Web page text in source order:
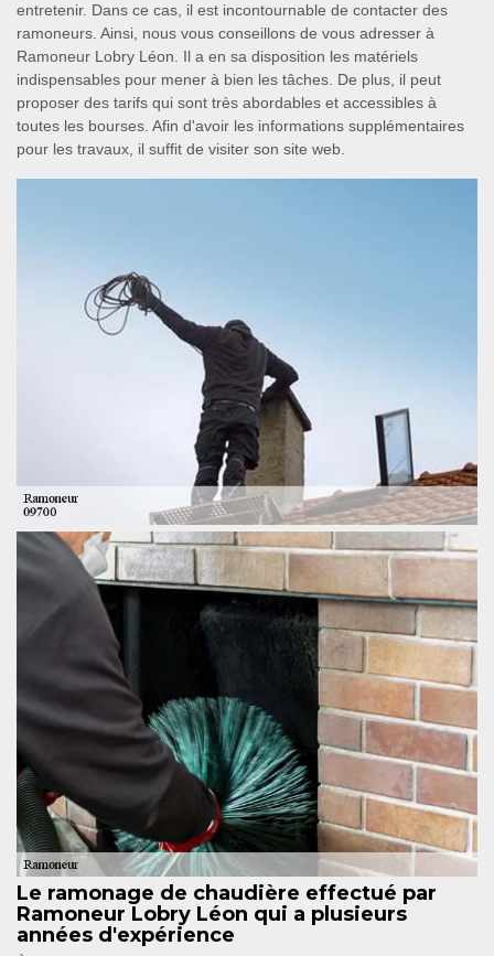
entretenir. Dans ce cas, il est incontournable de contacter des
ramoneurs. Ainsi, nous vous conseillons de vous adresser à
Ramoneur Lobry Léon. Il a en sa disposition les matériels
indispensables pour mener à bien les tâches. De plus, il peut
proposer des tarifs qui sont très abordables et accessibles à
toutes les bourses. Afin d'avoir les informations supplémentaires
pour les travaux, il suffit de visiter son site web.
Le ramonage de chaudière effectué par
Ramoneur Lobry Léon qui a plusieurs
années d'expérience